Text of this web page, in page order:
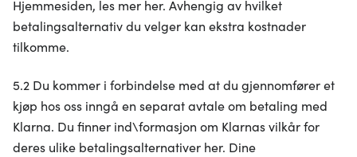
Hjemmesiden, les mer her. Avhengig av hvilket
betalingsalternativ du velger kan ekstra kostnader
tilkomme.
5.2 Du kommer i forbindelse med at du gjennomfører et
kjøp hos oss inngå en separat avtale om betaling med
Klarna. Du finner ind\formasjon om Klarnas vilkår for
deres ulike betalingsalternativer her. Dine